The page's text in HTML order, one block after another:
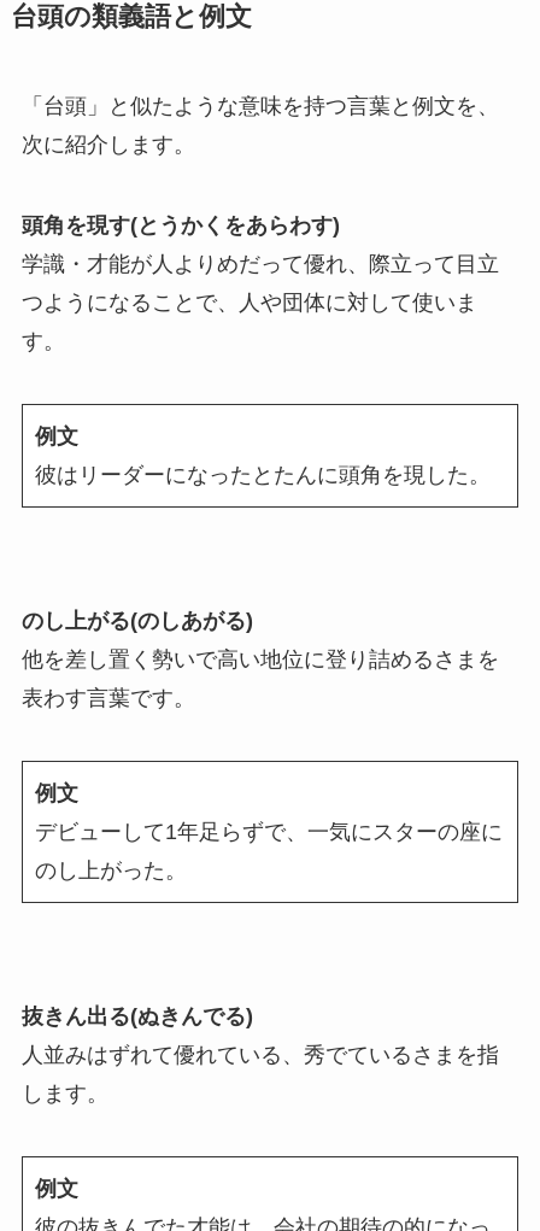
台頭の類義語と例文
「台頭」と似たような意味を持つ言葉と例文を、
次に紹介します。
頭角を現す(とうかくをあらわす)
学識・才能が人よりめだって優れ、際立って目立
つようになることで、人や団体に対して使いま
す。
例文
彼はリーダーになったとたんに頭角を現した。
のし上がる(のしあがる)
他を差し置く勢いで高い地位に登り詰めるさまを
表わす言葉です。
例文
デビューして1年足らずで、一気にスターの座に
のし上がった。
抜きん出る(ぬきんでる)
人並みはずれて優れている、秀でているさまを指
します。
例文